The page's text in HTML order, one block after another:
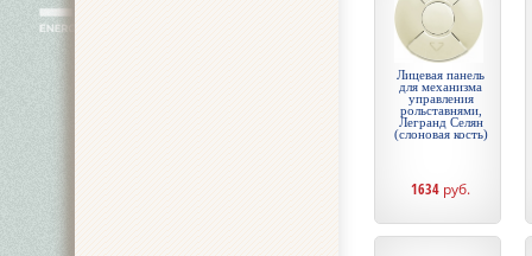
Лицевая панель
для механизма
управления
рольставнями,
Легранд Селян
(слоновая кость)
1634 руб.